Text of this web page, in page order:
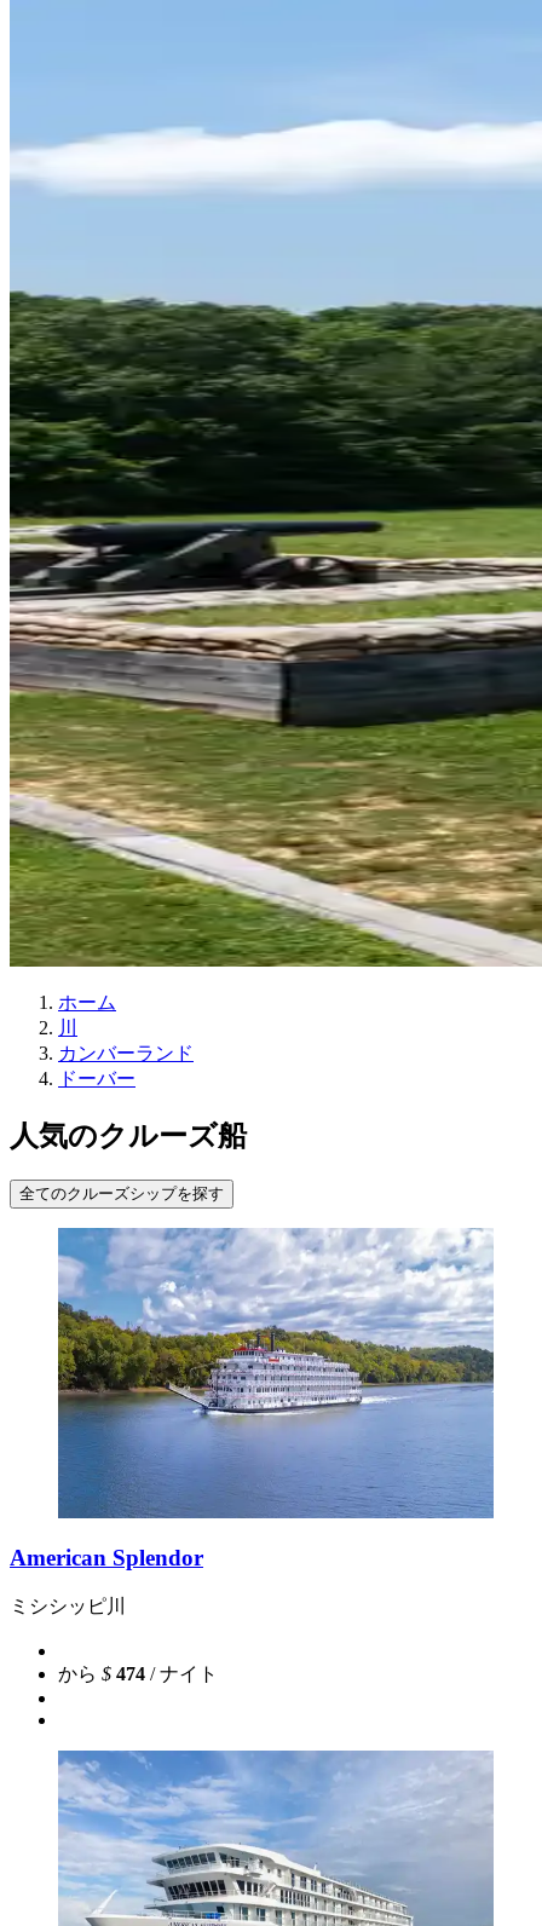
ホーム
川
カンバーランド
ドーバー
人気のクルーズ船
全てのクルーズシップを探す
American Splendor
ミシシッピ川
から $ 474 / ナイト